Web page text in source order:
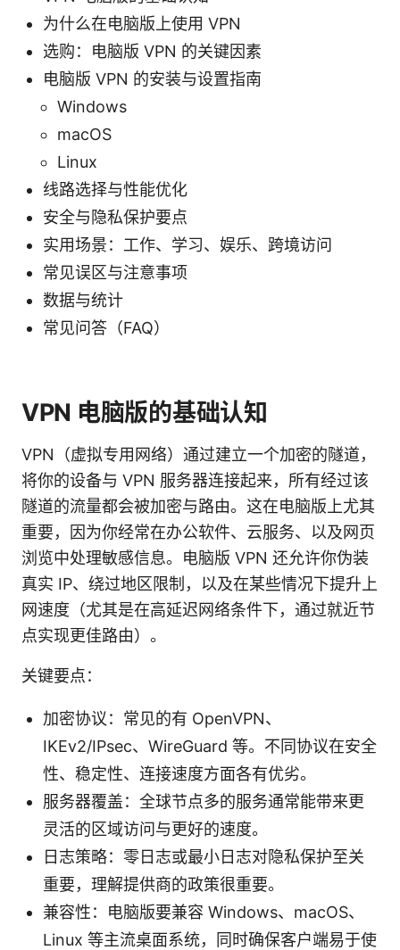
为什么在电脑版上使用 VPN
选购：电脑版 VPN 的关键因素
电脑版 VPN 的安装与设置指南
Windows
macOS
Linux
线路选择与性能优化
安全与隐私保护要点
实用场景：工作、学习、娱乐、跨境访问
常见误区与注意事项
数据与统计
常见问答（FAQ）
VPN 电脑版的基础认知
VPN（虚拟专用网络）通过建立一个加密的隧道，
将你的设备与 VPN 服务器连接起来，所有经过该
隧道的流量都会被加密与路由。这在电脑版上尤其
重要，因为你经常在办公软件、云服务、以及网页
浏览中处理敏感信息。电脑版 VPN 还允许你伪装
真实 IP、绕过地区限制，以及在某些情况下提升上
网速度（尤其是在高延迟网络条件下，通过就近节
点实现更佳路由）。
关键要点：
加密协议：常见的有 OpenVPN、
IKEv2/IPsec、WireGuard 等。不同协议在安全
性、稳定性、连接速度方面各有优劣。
服务器覆盖：全球节点多的服务通常能带来更
灵活的区域访问与更好的速度。
日志策略：零日志或最小日志对隐私保护至关
重要，理解提供商的政策很重要。
兼容性：电脑版要兼容 Windows、macOS、
Linux 等主流桌面系统，同时确保客户端易于使